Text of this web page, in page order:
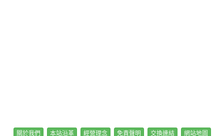
關於我們 本站沿革 經營理念 免責聲明 交換連結 網站地圖